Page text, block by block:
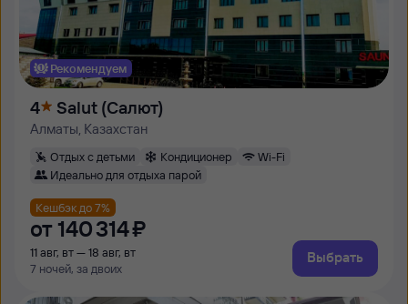
Рекомендуем
4 Salut (Салют)
Алматы, Казахстан
Отдых с детьми Кондиционер
Wi-Fi
Идеально для отдыха парой
Кешбэк до 7%
от 140 ⁠314 ⁠₽
11 авг, вт — 18 авг, вт
7 ночей, за двоих
Выбрать